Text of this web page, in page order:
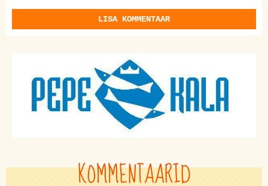
LISA KOMMENTAAR
KOMMENTAARID